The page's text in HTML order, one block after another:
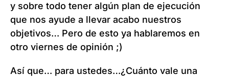
y sobre todo tener algún plan de ejecución
que nos ayude a llevar acabo nuestros
objetivos… Pero de esto ya hablaremos en
otro viernes de opinión ;)
Así que… para ustedes…¿Cuánto vale una